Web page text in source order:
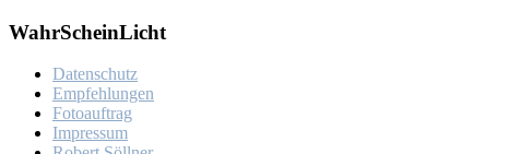
Wahr­Schein­Licht
Da­ten­schutz
Emp­feh­lun­gen
Fo­to­auf­trag
Im­pres­sum